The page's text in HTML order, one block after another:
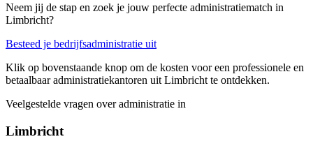
Neem jij de stap en zoek je jouw perfecte administratiematch in
Limbricht?
Besteed je bedrijfsadministratie uit
Klik op bovenstaande knop om de kosten voor een professionele en
betaalbaar administratiekantoren uit Limbricht te ontdekken.
Veelgestelde vragen over administratie in
Limbricht